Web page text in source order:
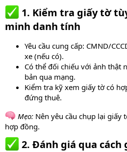
1. Kiểm tra giấy tờ
minh danh tính​
Yêu cầu cung cấp: CMND/
xe (nếu có).
Có thể đối chiếu với ảnh thật
bản qua mạng.
Kiểm tra kỹ xem giấy tờ có
đứng thuê.
Mẹo: Nên yêu cầu chụp lại
hợp đồng.
2. Đánh giá qua cách